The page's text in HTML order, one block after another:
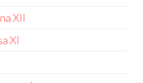
XII
XI